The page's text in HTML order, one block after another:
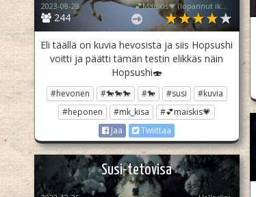
244
2023-08-28 💕Maiskis💗 (lopannut ikuisesti💔)
Eli täällä on kuvia hevosista ja siis Hopsushi
voitti ja päätti tämän testin elikkäs näin
Hopsushi🍣
#hevonen #🐎🐎🐎 #🐎 #susi
#kuvia
#heponen
#mk_kisa
#💕maiskis💗
Jaa
Twiittaa
Susi-tetovisa